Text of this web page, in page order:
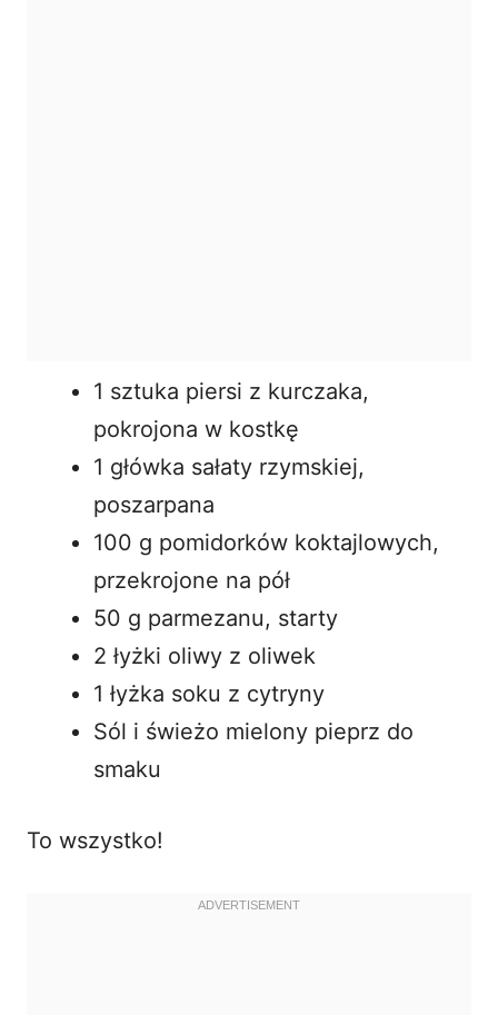
1 sztuka piersi z kurczaka,
pokrojona w kostkę
1 główka sałaty rzymskiej,
poszarpana
100 g pomidorków koktajlowych,
przekrojone na pół
50 g parmezanu, starty
2 łyżki oliwy z oliwek
1 łyżka soku z cytryny
Sól i świeżo mielony pieprz do
smaku
To wszystko!